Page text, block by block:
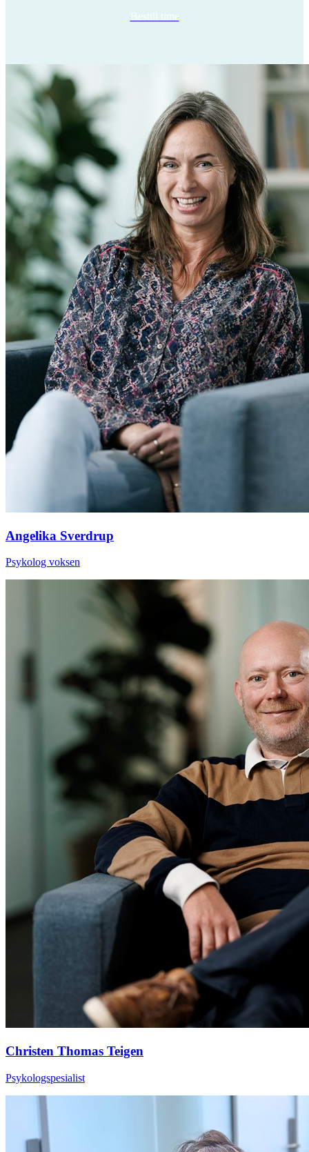
Bestill time
Angelika Sverdrup
Psykolog voksen
Christen Thomas Teigen
Psykologspesialist